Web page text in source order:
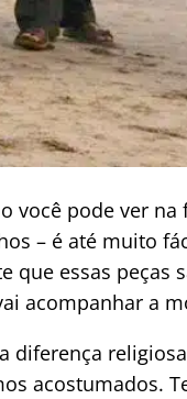
você pode ver
– é até muito
que essas peças
acompanhar a
diferença
acostumados.